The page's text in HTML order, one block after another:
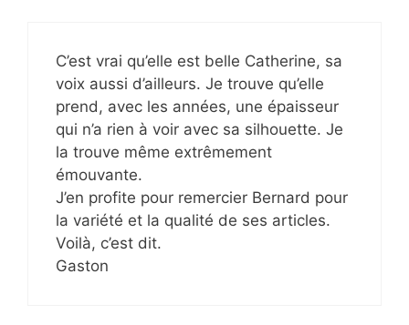
C’est vrai qu’elle est belle Catherine, sa
voix aussi d’ailleurs. Je trouve qu’elle
prend, avec les années, une épaisseur
qui n’a rien à voir avec sa silhouette. Je
la trouve même extrêmement
émouvante.
J’en profite pour remercier Bernard pour
la variété et la qualité de ses articles.
Voilà, c’est dit.
Gaston